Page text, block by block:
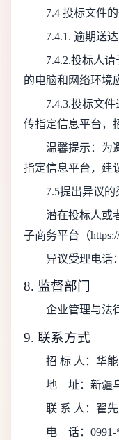
7.4 投标文件
7.4.1. 逾期送
7.4.2.投标人
的电脑和网络环境
7.4.3.投标文
传指定信息平台，
温馨提示：为
指定信息平台，建
7.5提出异议
潜在投标人或
子商务平台（
异议受理电话
8. 监督部门
企业管理与法
9. 联系方式
招 标 人： 华
地
址： 新疆
联 系 人： 翟
电
话：